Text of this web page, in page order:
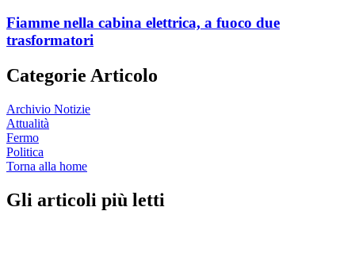
Fiamme nella cabina elettrica, a fuoco due
trasformatori
Categorie Articolo
Archivio Notizie
Attualità
Fermo
Politica
Torna alla home
Gli articoli più letti